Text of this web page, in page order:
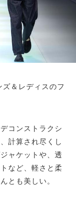
＆レディスのフ
コンストラクシ
計算され尽くし
ャケットや、透
など、軽さと柔
とも美しい。